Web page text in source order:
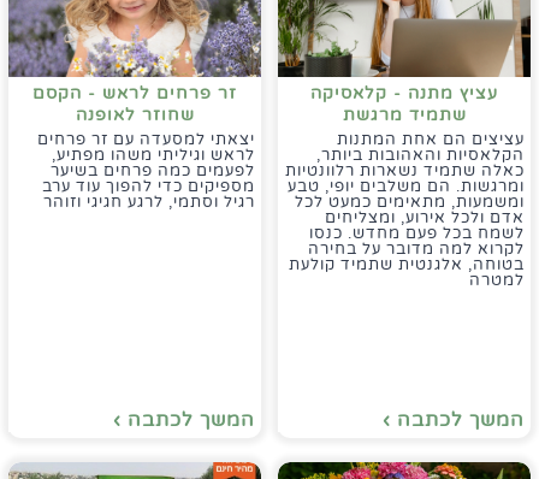
עציץ מתנה - קלאסיקה
שתמיד מרגשת
עציצים הם אחת המתנות
הקלאסיות והאהובות ביותר,
כאלה שתמיד נשארות רלוונטיות
ומרגשות. הם משלבים יופי, טבע
ומשמעות, מתאימים כמעט לכל
אדם ולכל אירוע, ומצליחים
לשמח בכל פעם מחדש. כנסו
לקרוא למה מדובר על בחירה
בטוחה, אלגנטית שתמיד קולעת
למטרה
המשך לכתבה ›
זר פרחים לראש - הקסם
שחוזר לאופנה
יצאתי למסעדה עם זר פרחים
לראש וגיליתי משהו מפתיע,
לפעמים כמה פרחים בשיער
מספיקים כדי להפוך עוד ערב
רגיל וסתמי, לרגע חגיגי וזוהר
המשך לכתבה ›